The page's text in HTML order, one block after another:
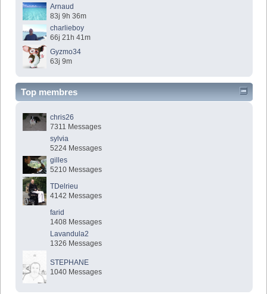
Arnaud
83j 9h 36m
charlieboy
66j 21h 41m
Gyzmo34
63j 9m
Top membres
chris26
7311 Messages
sylvia
5224 Messages
gilles
5210 Messages
TDelrieu
4142 Messages
farid
1408 Messages
Lavandula2
1326 Messages
STEPHANE
1040 Messages